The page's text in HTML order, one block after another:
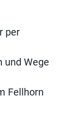
per
und Wege
Fellhorn